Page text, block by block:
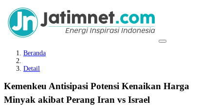
Beranda
Detail
Kemenkeu Antisipasi Potensi Kenaikan Harga
Minyak akibat Perang Iran vs Israel